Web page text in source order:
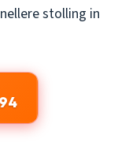
stolling in